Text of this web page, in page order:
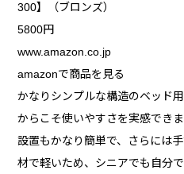
300】（ブロンズ）
5800円
www.amazon.co.jp
amazonで商品を見る
かなりシンプルな構造のベッド
からこそ使いやすさを実感できま
設置もかなり簡単で、さらには
材で軽いため、シニアでも自分